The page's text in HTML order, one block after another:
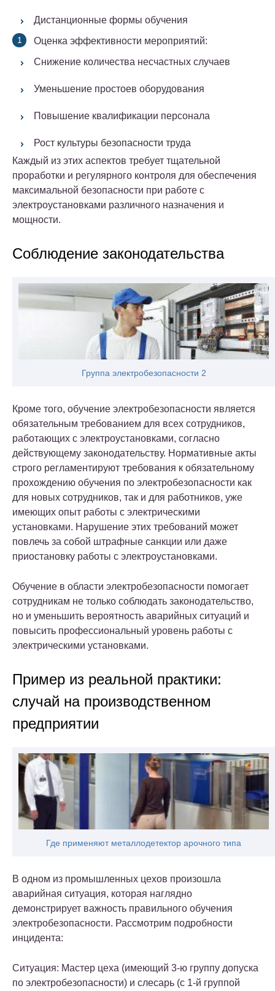
Дистанционные формы обучения
Оценка эффективности мероприятий:
Снижение количества несчастных случаев
Уменьшение простоев оборудования
Повышение квалификации персонала
Рост культуры безопасности труда
Каждый из этих аспектов требует тщательной
проработки и регулярного контроля для обеспечения
максимальной безопасности при работе с
электроустановками различного назначения и
мощности.
Соблюдение законодательства
Группа электробезопасности 2
Кроме того, обучение электробезопасности является
обязательным требованием для всех сотрудников,
работающих с электроустановками, согласно
действующему законодательству. Нормативные акты
строго регламентируют требования к обязательному
прохождению обучения по электробезопасности как
для новых сотрудников, так и для работников, уже
имеющих опыт работы с электрическими
установками. Нарушение этих требований может
повлечь за собой штрафные санкции или даже
приостановку работы с электроустановками.
Обучение в области электробезопасности помогает
сотрудникам не только соблюдать законодательство,
но и уменьшить вероятность аварийных ситуаций и
повысить профессиональный уровень работы с
электрическими установками.
Пример из реальной практики:
случай на производственном
предприятии
Где применяют металлодетектор арочного типа
В одном из промышленных цехов произошла
аварийная ситуация, которая наглядно
демонстрирует важность правильного обучения
электробезопасности. Рассмотрим подробности
инцидента:
Ситуация: Мастер цеха (имеющий 3-ю группу допуска
по электробезопасности) и слесарь (с 1-й группой